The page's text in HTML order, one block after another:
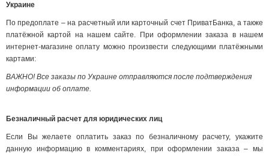
Украине
По предоплате – на расчетный или карточный счет ПриватБанка, а также
платёжной картой на нашем сайте. При оформлении заказа в нашем
интернет-магазине оплату можно произвести следующими платёжными
картами:
ВАЖНО! Все заказы по Украине отправляются после подтверждения
информации об оплате.
Безналичный расчет для юридических лиц
Если Вы желаете оплатить заказ по безналичному расчету, укажите
данную информацию в комментариях, при оформлении заказа – мы